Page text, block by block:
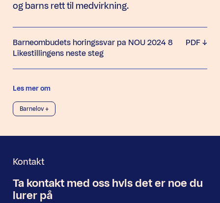
og barns rett til medvirkning.
Barneombudets horingssvar pa NOU 2024 8
Likestillingens neste steg
PDF
Les mer om
Barnelov +
Kontakt
Nyhetsbrev
Ta kontakt med oss hvis det er noe du
lurer på